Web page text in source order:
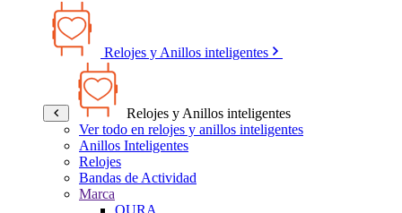
Relojes y Anillos inteligentes
Relojes y Anillos inteligentes
Ver todo en relojes y anillos inteligentes
Anillos Inteligentes
Relojes
Bandas de Actividad
Marca
OURA